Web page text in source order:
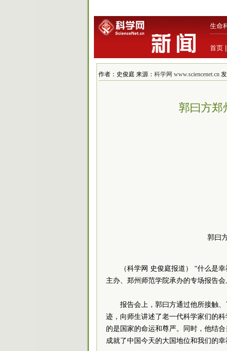
生命
首页
作者：史俊庭 来源： 科学网 www.sciencenet.cn
郭曰方郑
郭曰
（科学网 史俊庭报道） “什么是
主办、郑州师范学院承办的专场报告
报告会上，郭曰方通过他所接触
迹，向师生讲述了老一代科学家们的
的是国家的命运和尊严。同时，他结
成就了中国今天的大国地位和我们的幸